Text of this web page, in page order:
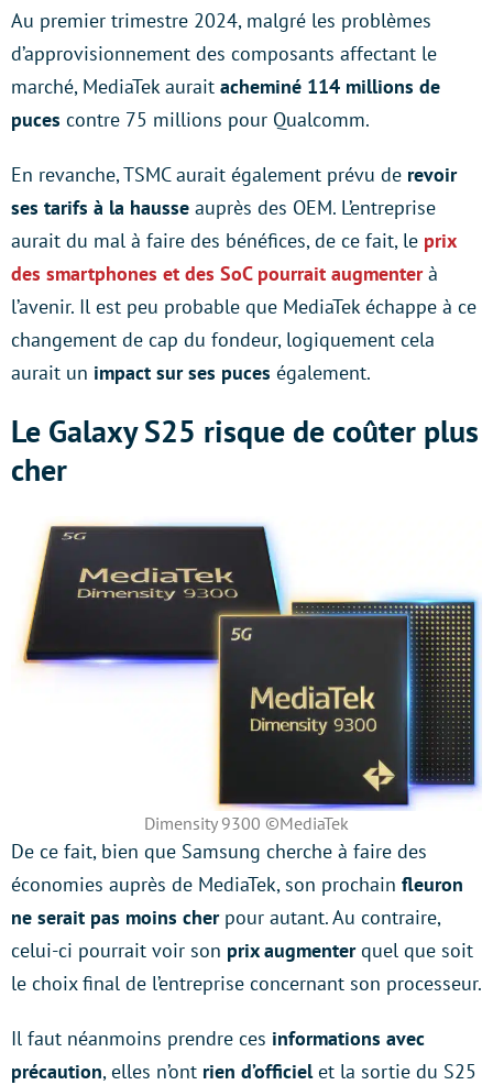
Au premier trimestre 2024, malgré les problèmes
d’approvisionnement des composants affectant le
marché, MediaTek aurait acheminé 114 millions de
puces contre 75 millions pour Qualcomm.
En revanche, TSMC aurait également prévu de revoir
ses tarifs à la hausse auprès des OEM. L’entreprise
aurait du mal à faire des bénéfices, de ce fait, le prix
des smartphones et des SoC pourrait augmenterà
l’avenir. Il est peu probable que MediaTek échappe à ce
changement de cap du fondeur, logiquement cela
aurait un impact sur ses puces également.
Le Galaxy S25 risque de coûter plus
cher
Dimensity 9300 ©MediaTek
De ce fait, bien que Samsung cherche à faire des
économies auprès de MediaTek, son prochain fleuron
ne serait pas moins cherpour autant. Au contraire,
celui-ci pourrait voir son prix augmenterquel que soit
le choix final de l’entreprise concernant son processeur.
Il faut néanmoins prendre ces informations avec
précaution, elles n’ont rien d’officielet la sortie du S25